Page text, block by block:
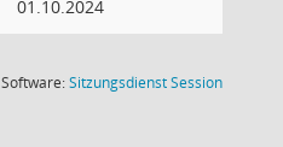
01.10.2024
Software:SitzungsdienstSession(Wird in